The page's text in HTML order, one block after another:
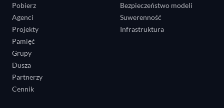
Pobierz
Agenci
Projekty
Pamięć
Grupy
Dusza
Partnerzy
Cennik
Bezpieczeństwo modeli
Suwerenność
Infrastruktura